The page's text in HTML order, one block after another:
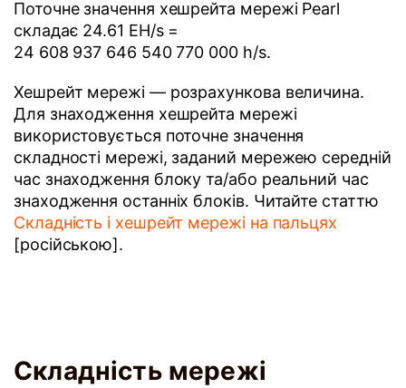
Поточне значення хешрейта мережі Pearl
складає 24.61 EH/s =
24 608 937 646 540 770 000 h/s.
Хешрейт мережі — розрахункова величина.
Для знаходження хешрейта мережі
використовується поточне значення
складності мережі, заданий мережею середній
час знаходження блоку та/або реальний час
знаходження останніх блоків. Читайте статтю
Складність і хешрейт мережі на пальцях
[російською].
Складність мережі